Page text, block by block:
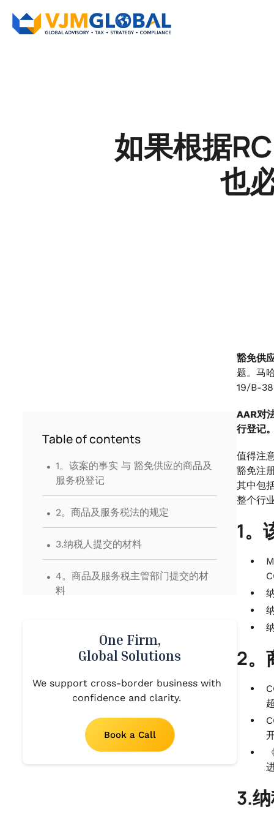
如果根据
也
Table of contents
. 1。该案的事实 与 豁免供应的商品及
服务税登记
. 2。商品及服务税法的规定
. 3.纳税人提交的材料
. 4。商品及服务税主管部门提交的材
料
One Firm,
Global Solutions
We support cross-border business with
confidence and clarity.
Book a Call
豁免供
题。马
19/B-38
AAR对
行登记
值得注
豁免注
其中包
整个行
1。
2。
3.